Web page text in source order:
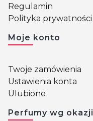
Regulamin
Polityka prywatności
Moje konto
Twoje zamówienia
Ustawienia konta
Ulubione
Perfumy wg okazji